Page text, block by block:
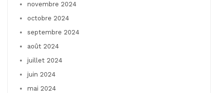
novembre 2024
octobre 2024
septembre 2024
août 2024
juillet 2024
juin 2024
mai 2024